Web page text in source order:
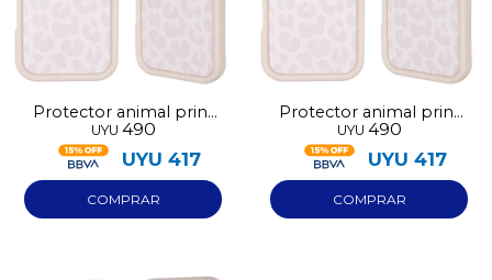
Protector animal print
blanco Iphone 15
UYU 490
UYU 417
Protector animal print
blanco Iphone 16
UYU 490
UYU 417